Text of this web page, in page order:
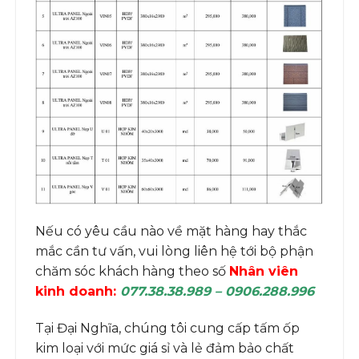
Nếu có yêu cầu nào về mặt hàng hay thắc
mắc cần tư vấn, vui lòng liên hệ tới bộ phận
chăm sóc khách hàng theo số Nhân viên
kinh doanh: 077.38.38.989 – 0906.288.996
Tại Đại Nghĩa, chúng tôi cung cấp tấm ốp
kim loại với mức giá sỉ và lẻ đảm bảo chất